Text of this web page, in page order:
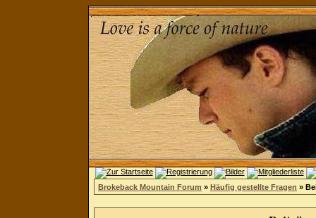
Brokeback Mountain Forum » Häufig gestellte Fragen »